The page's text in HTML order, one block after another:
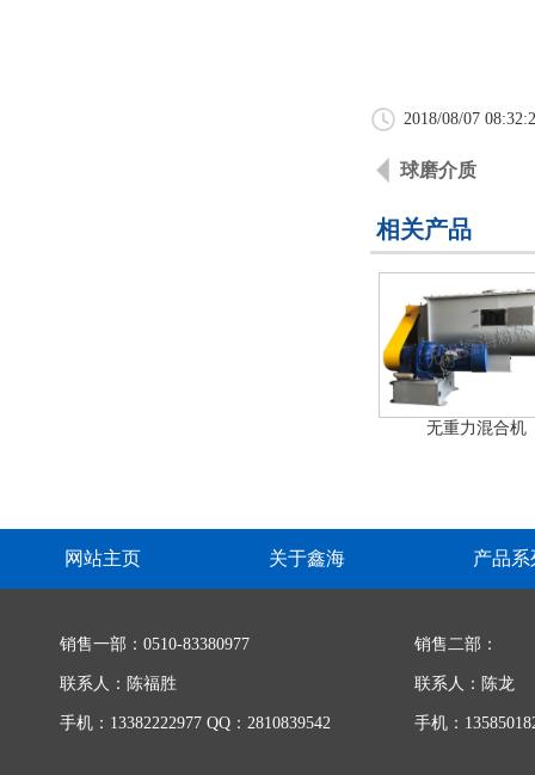
2018/08/07
球磨介质
相关产品
无重力混合机
网站主页 关于鑫海 产品系
销售一部：0510-83380977
联系人：陈福胜
手机：13382222977 QQ：2810839542
销售二部：
联系人：陈龙
手机：